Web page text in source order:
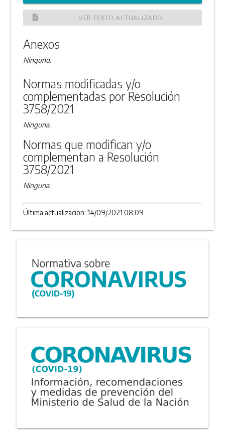
description VER TEXTO ACTUALIZADO
Anexos
Ninguno.
Normas modificadas y/o
complementadas por Resolución
3758/2021
Ninguna.
Normas que modifican y/o
complementan a Resolución
3758/2021
Ninguna.
Última actualizacion: 14/09/2021 08:09